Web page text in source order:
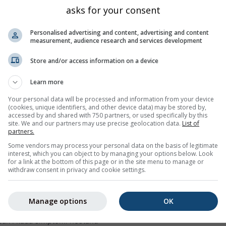
rizik smrtnosti, osobito od kardiovaskularnih uzroka.
čestica manjih od 62 μm koje potječu iz pustinja. Čestice
PM10 i PM2.5 te svih povezanih utjecaja na
koji zagađuju zrak prikazane su u trećem panelu.
nastaje u urbanim područjima. Ozone može:
bol pri dubokom udahu
u grlu
putove
astme, emfizema i kroničnog bronhitisa
astme
i kada simptomi nestanu
asks for your consent
Personalised advertising and content, advertising and content
measurement, audience research and services development
Store and/or access information on a device
Learn more
Your personal data will be processed and information from your device
(cookies, unique identifiers, and other device data) may be stored by,
accessed by and shared with 750 partners, or used specifically by this
site. We and our partners may use precise geolocation data. List of
partners.
Some vendors may process your personal data on the basis of legitimate
interest, which you can object to by managing your options below. Look
for a link at the bottom of this page or in the site menu to manage or
withdraw consent in privacy and cookie settings.
OK
Manage options